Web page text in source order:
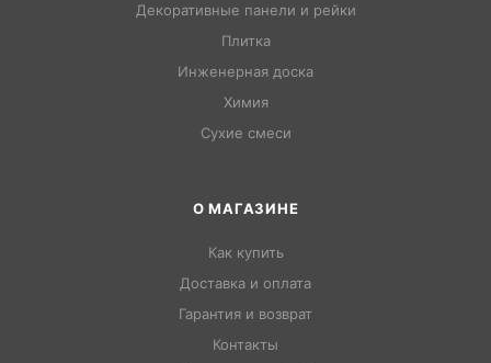
Декоративные панели и рейки
Плитка
Инженерная доска
Химия
Сухие смеси
О МАГАЗИНЕ
Как купить
Доставка и оплата
Гарантия и возврат
Контакты